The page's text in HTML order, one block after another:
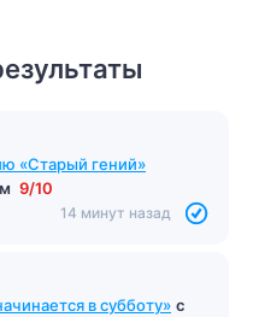
«Старый гений»
9/10
14 минут назад
в субботу» с